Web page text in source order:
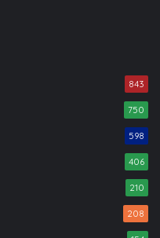
843
750
598
406
210
208